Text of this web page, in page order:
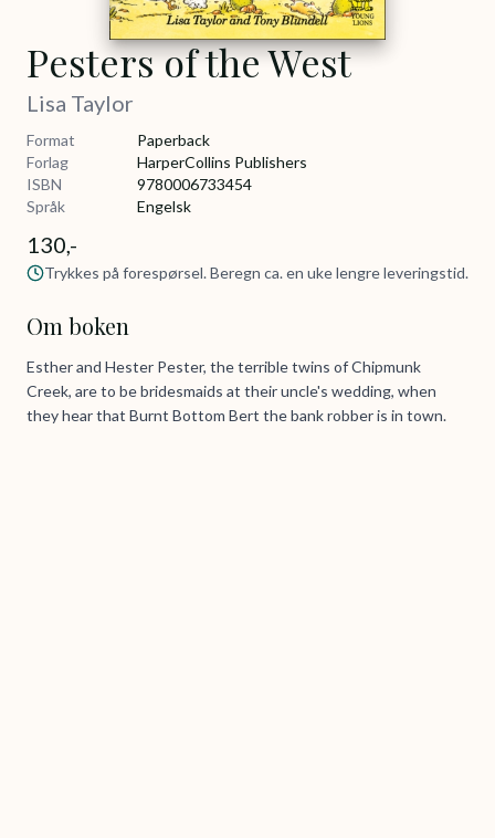
Pesters of the West
Lisa Taylor
Format
Paperback
Forlag
HarperCollins Publishers
ISBN
9780006733454
Språk
Engelsk
130,-
Trykkes på forespørsel. Beregn ca. en uke lengre leveringstid.
Om boken
Esther and Hester Pester, the terrible twins of Chipmunk
Creek, are to be bridesmaids at their uncle's wedding, when
they hear that Burnt Bottom Bert the bank robber is in town.